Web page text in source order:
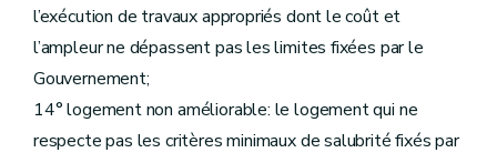
Chapitre V Dispositions particulières relatives aux noyaux d’habitat et à certaines zones spécifiques
Art. 79
Chapitre VI
De la lutte contre l'inoccupation des logements
Section première
Art. 80
1/1 De prise en gestion volontaire
Art. 81
l’exécution de travaux appropriés dont le coût et
l’ampleur ne dépassent pas les limites fixées par le
Gouvernement;
14° logement non améliorable: le logement qui ne
respecte pas les critères minimaux de salubrité fixés par